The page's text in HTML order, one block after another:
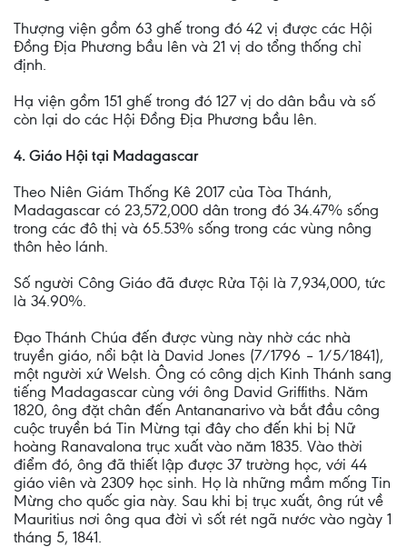
Thượng viện gồm 63 ghế trong đó 42 vị được các Hội
Đồng Địa Phương bầu lên và 21 vị do tổng thống chỉ
định.
Hạ viện gồm 151 ghế trong đó 127 vị do dân bầu và số
còn lại do các Hội Đồng Địa Phương bầu lên.
4. Giáo Hội tại Madagascar
Theo Niên Giám Thống Kê 2017 của Tòa Thánh,
Madagascar có 23,572,000 dân trong đó 34.47% sống
trong các đô thị và 65.53% sống trong các vùng nông
thôn hẻo lánh.
Số người Công Giáo đã được Rửa Tội là 7,934,000, tức
là 34.90%.
Đạo Thánh Chúa đến được vùng này nhờ các nhà
truyền giáo, nổi bật là David Jones (7/1796 – 1/5/1841),
một người xứ Welsh. Ông có công dịch Kinh Thánh sang
tiếng Madagascar cùng với ông David Griffiths. Năm
1820, ông đặt chân đến Antananarivo và bắt đầu công
cuộc truyền bá Tin Mừng tại đây cho đến khi bị Nữ
hoàng Ranavalona trục xuất vào năm 1835. Vào thời
điểm đó, ông đã thiết lập được 37 trường học, với 44
giáo viên và 2309 học sinh. Họ là những mầm mống Tin
Mừng cho quốc gia này. Sau khi bị trục xuất, ông rút về
Mauritius nơi ông qua đời vì sốt rét ngã nước vào ngày 1
tháng 5, 1841.